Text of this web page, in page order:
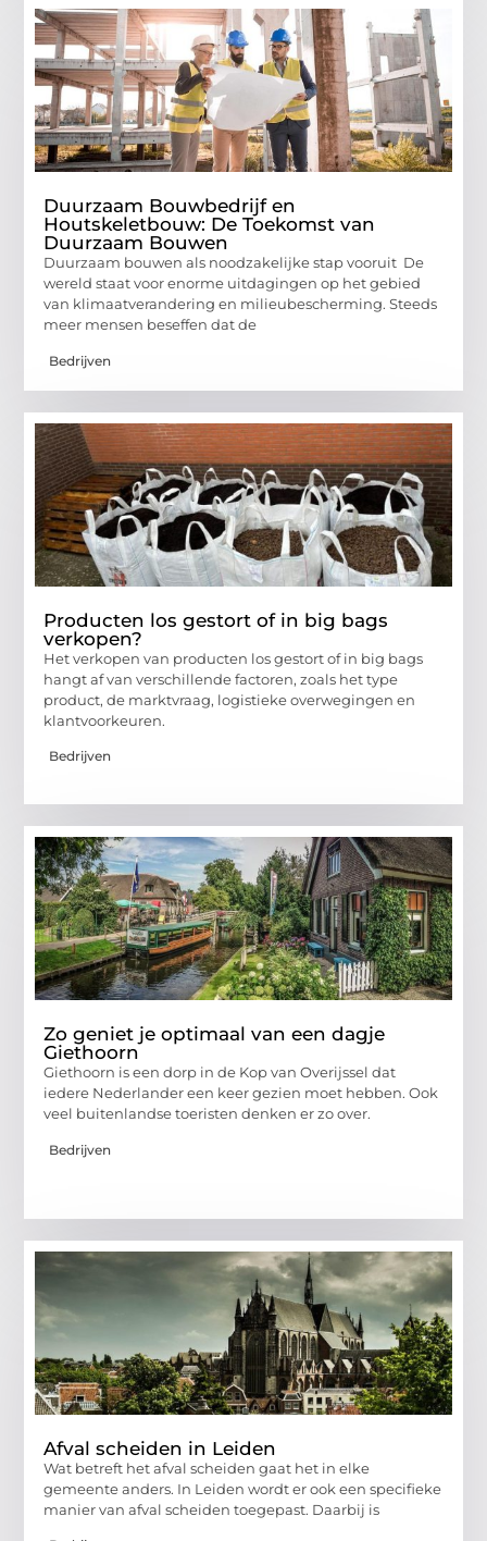
Duurzaam Bouwbedrijf en
Houtskeletbouw: De Toekomst van
Duurzaam Bouwen
Duurzaam bouwen als noodzakelijke stap vooruit De
wereld staat voor enorme uitdagingen op het gebied
van klimaatverandering en milieubescherming. Steeds
meer mensen beseffen dat de
Bedrijven
Producten los gestort of in big bags
verkopen?
Het verkopen van producten los gestort of in big bags
hangt af van verschillende factoren, zoals het type
product, de marktvraag, logistieke overwegingen en
klantvoorkeuren.
Bedrijven
Zo geniet je optimaal van een dagje
Giethoorn
Giethoorn is een dorp in de Kop van Overijssel dat
iedere Nederlander een keer gezien moet hebben. Ook
veel buitenlandse toeristen denken er zo over.
Bedrijven
Afval scheiden in Leiden
Wat betreft het afval scheiden gaat het in elke
gemeente anders. In Leiden wordt er ook een specifieke
manier van afval scheiden toegepast. Daarbij is